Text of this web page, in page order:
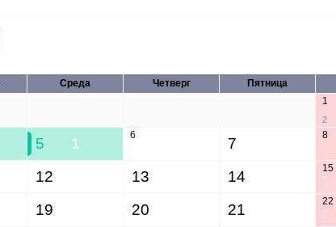
Среда Четверг Пятница
1
2
5 1 6 7 8
12 13 14 15
19 20 21 22